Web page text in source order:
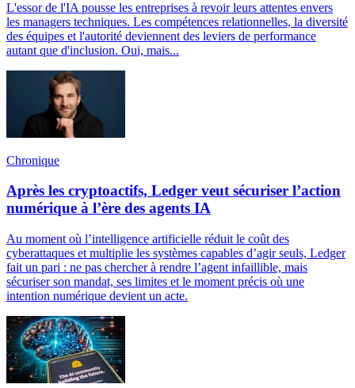
L'essor de l'IA pousse les entreprises à revoir leurs attentes envers
les managers techniques. Les compétences relationnelles, la diversité
des équipes et l'autorité deviennent des leviers de performance
autant que d'inclusion. Oui, mais...
Chronique
Après les cryptoactifs, Ledger veut sécuriser l’action
numérique à l’ère des agents IA
Au moment où l’intelligence artificielle réduit le coût des
cyberattaques et multiplie les systèmes capables d’agir seuls, Ledger
fait un pari : ne pas chercher à rendre l’agent infaillible, mais
sécuriser son mandat, ses limites et le moment précis où une
intention numérique devient un acte.